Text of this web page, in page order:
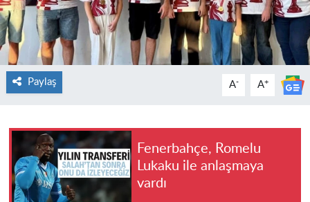
Paylaş A- A+
Fenerbahçe, Romelu
Lukaku ile anlaşmaya
vardı